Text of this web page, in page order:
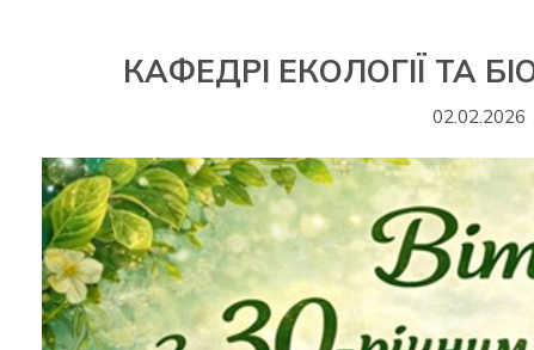
КАФЕДРІ ЕКОЛОГІЇ ТА
02.02.2026